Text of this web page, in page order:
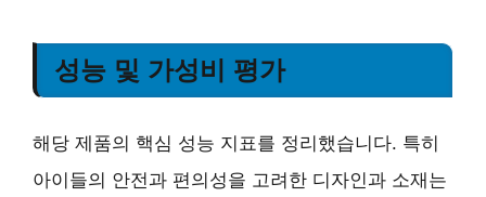
성능 및 가성비 평가
해당 제품의 핵심 성능 지표를 정리했습니다. 특히
아이들의 안전과 편의성을 고려한 디자인과 소재는